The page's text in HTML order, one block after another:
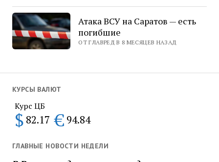
КУРСЫ ВАЛЮТ
Курс ЦБ
$ 82.17 € 94.84
ГЛАВНЫЕ НОВОСТИ НЕДЕЛИ
Атака ВСУ на Саратов — есть
погибшие
ОТ ГЛАВРЕД В 8 МЕСЯЦЕВ НАЗАД